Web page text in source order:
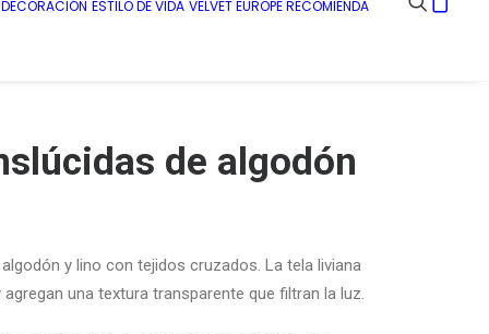
ESTILO DE VIDA VELVET EUROPE RECOMIENDA
de algodón
y lino con tejidos cruzados. La tela liviana
agregan una textura transparente que filtran la luz.